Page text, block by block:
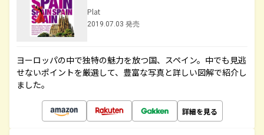
Plat
2019.07.03 発売
ヨーロッパの中で独特の魅力を放つ国、スペイン。中でも見逃
せないポイントを厳選して、豊富な写真と詳しい図解で紹介し
ました。
詳細を見る